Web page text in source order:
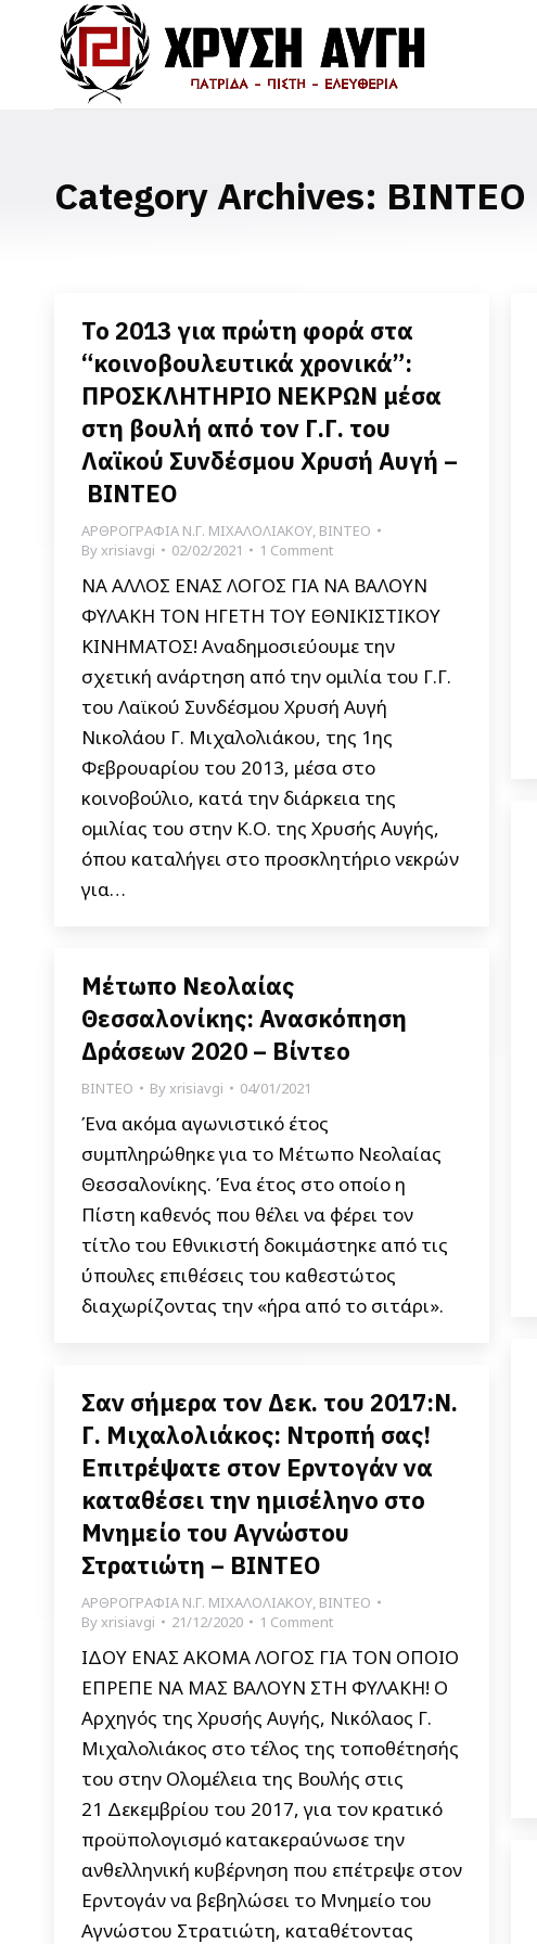
Category Archives: ΒΙΝΤΕΟ
To 2013 για πρώτη φορά στα
“κοινοβουλευτικά χρονικά”:
ΠΡΟΣΚΛΗΤΗΡΙΟ ΝΕΚΡΩΝ μέσα
στη βουλή από τον Γ.Γ. του
Λαϊκού Συνδέσμου Χρυσή Αυγή –
BINTEO
ΑΡΘΡΟΓΡΑΦΙΑ Ν.Γ. ΜΙΧΑΛΟΛΙΑΚΟΥ, ΒΙΝΤΕΟ
Byxrisiavgi 02/02/2021 1 Comment
ΝΑ ΑΛΛΟΣ ΕΝΑΣ ΛΟΓΟΣ ΓΙΑ ΝΑ ΒΑΛΟΥΝ
ΦΥΛΑΚΗ ΤΟΝ ΗΓΕΤΗ ΤΟΥ ΕΘΝΙΚΙΣΤΙΚΟΥ
ΚΙΝΗΜΑΤΟΣ! Αναδημοσιεύουμε την
σχετική ανάρτηση από την ομιλία του Γ.Γ.
του Λαϊκού Συνδέσμου Χρυσή Αυγή
Νικολάου Γ. Μιχαλολιάκου, της 1ης
Φεβρουαρίου του 2013, μέσα στο
κοινοβούλιο, κατά την διάρκεια της
ομιλίας του στην Κ.Ο. της Χρυσής Αυγής,
όπου καταλήγει στο προσκλητήριο νεκρών
για…
Μέτωπο Νεολαίας
Θεσσαλονίκης: Ανασκόπηση
Δράσεων 2020 – Βίντεο
ΒΙΝΤΕΟ Byxrisiavgi 04/01/2021
Ένα ακόμα αγωνιστικό έτος
συμπληρώθηκε για το Μέτωπο Νεολαίας
Θεσσαλονίκης. Ένα έτος στο οποίο η
Πίστη καθενός που θέλει να φέρει τον
τίτλο του Εθνικιστή δοκιμάστηκε από τις
ύπουλες επιθέσεις του καθεστώτος
διαχωρίζοντας την «ήρα από το σιτάρι».
Σαν σήμερα τον Δεκ. του 2017:Ν.
Γ. Μιχαλολιάκος: Ντροπή σας!
Επιτρέψατε στον Ερντογάν να
καταθέσει την ημισέληνο στο
Μνημείο του Αγνώστου
Στρατιώτη – ΒΙΝΤΕΟ
ΑΡΘΡΟΓΡΑΦΙΑ Ν.Γ. ΜΙΧΑΛΟΛΙΑΚΟΥ, ΒΙΝΤΕΟ
Byxrisiavgi 21/12/2020 1 Comment
ΙΔΟΥ ΕΝΑΣ ΑΚΟΜΑ ΛΟΓΟΣ ΓΙΑ ΤΟΝ ΟΠΟΙΟ
ΕΠΡΕΠΕ ΝΑ ΜΑΣ ΒΑΛΟΥΝ ΣΤΗ ΦΥΛΑΚΗ! Ο
Αρχηγός της Χρυσής Αυγής, Νικόλαος Γ.
Μιχαλολιάκος στο τέλος της τοποθέτησής
του στην Ολομέλεια της Βουλής στις
21 Δεκεμβρίου του 2017, για τον κρατικό
προϋπολογισμό κατακεραύνωσε την
ανθελληνική κυβέρνηση που επέτρεψε στον
Ερντογάν να βεβηλώσει το Μνημείο του
Αγνώστου Στρατιώτη, καταθέτοντας